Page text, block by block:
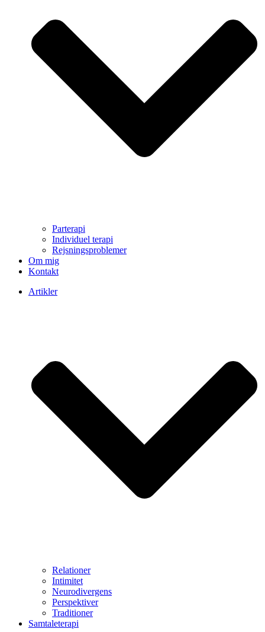
Parterapi
Individuel terapi
Rejsningsproblemer
Om mig
Kontakt
Artikler
Relationer
Intimitet
Neurodivergens
Perspektiver
Traditioner
Samtaleterapi